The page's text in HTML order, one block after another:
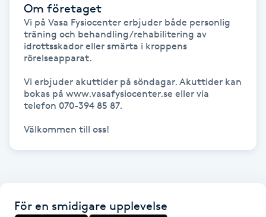
Gravidyoga
Gruppträning
Gua Sha-massage
Hatha Yoga
Healing
Om företaget
Vi på Vasa Fysiocenter erbjuder både personlig
träning och behandling/rehabilitering av
idrottsskador eller smärta i kroppens
rörelseapparat.
Vi erbjuder akuttider på söndagar. Akuttider kan
bokas på www.vasafysiocenter.se eller via
telefon 070-394 85 87.
Välkommen till oss!
För en smidigare upplevelse